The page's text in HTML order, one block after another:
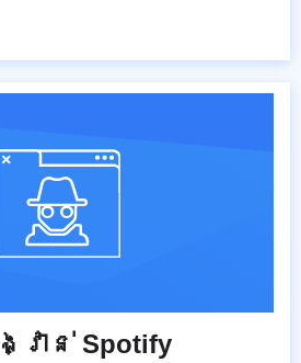
ាន់ Spotify